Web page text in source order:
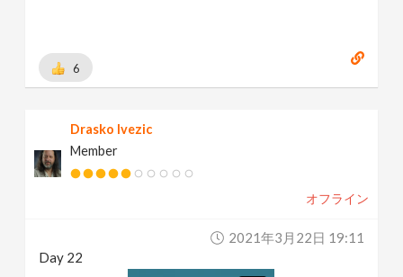
6
Drasko Ivezic
Member
オフライン
2021年3月22日 19:11
Day 22